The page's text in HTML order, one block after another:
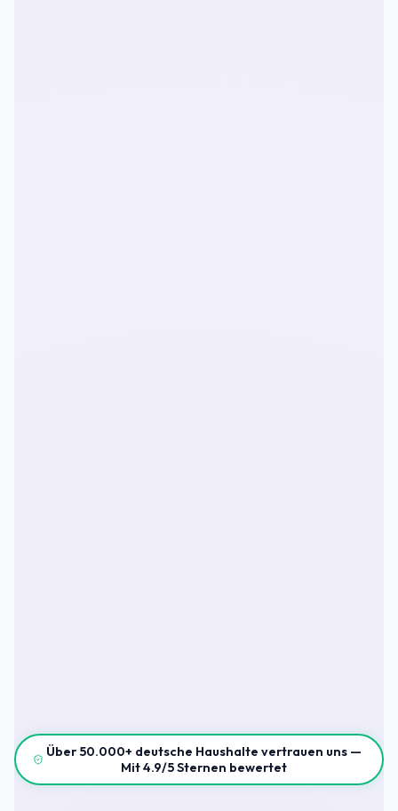
Über 50.000+ deutsche Haushalte vertrauen uns —
Mit 4.9/5 Sternen bewertet